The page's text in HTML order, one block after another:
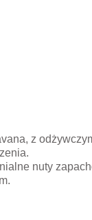
z
nuty